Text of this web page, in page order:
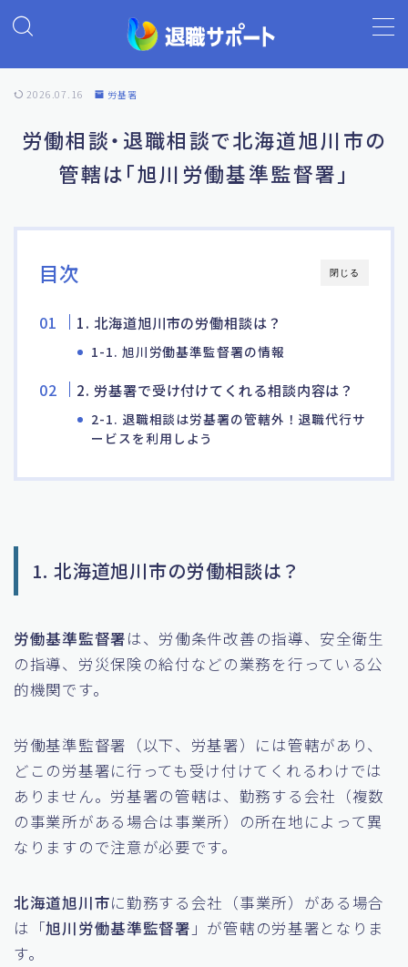
MENU
ホーム
退職代行の基礎知識
退職代行ランキング
退職代行 退職サポート
よくあるご質問
2026.07.16 労基署
労働相談・退職相談で北海道旭川市の
管轄は「旭川労働基準監督署」
閉じる
目次
1. 北海道旭川市の労働相談は？
1-1. 旭川労働基準監督署の情報
2. 労基署で受け付けてくれる相談内容は？
2-1. 退職相談は労基署の管轄外！退職代行サ
ービスを利用しよう
1. 北海道旭川市の労働相談は？
労働基準監督署は、労働条件改善の指導、安全衛生
の指導、労災保険の給付などの業務を行っている公
的機関です。
労働基準監督署（以下、労基署）には管轄があり、
どこの労基署に行っても受け付けてくれるわけでは
ありません。労基署の管轄は、勤務する会社（複数
の事業所がある場合は事業所）の所在地によって異
なりますので注意が必要です。
北海道旭川市に勤務する会社（事業所）がある場合
は「旭川労働基準監督署 」が管轄の労基署となりま
す。